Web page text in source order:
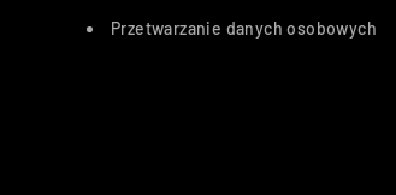
Przetwarzanie danych osobowych